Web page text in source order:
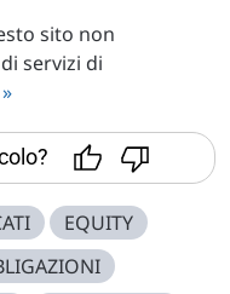
sito non
servizi di
EQUITY